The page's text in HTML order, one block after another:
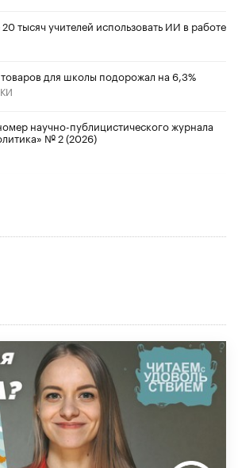
тысяч учителей использовать ИИ в работе
для школы подорожал на 6,3%
научно-публицистического журнала
№ 2 (2026)